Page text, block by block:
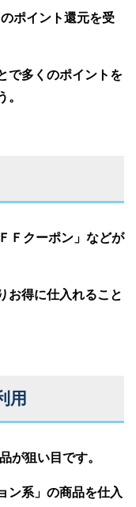
ポイント還元を受
で多くのポイントを
。
Ｆクーポン」などが
お得に仕入れること
用
が狙い目です。
ン系」の商品を仕入